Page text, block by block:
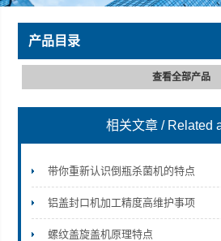
张家港市裕丰饮料机械有限公司
产品目录
查看全部产品
相关文章 / Related
带你重新认识倒瓶杀菌机的特点
铝盖封口机加工精度高维护事项
螺纹盖旋盖机原理特点